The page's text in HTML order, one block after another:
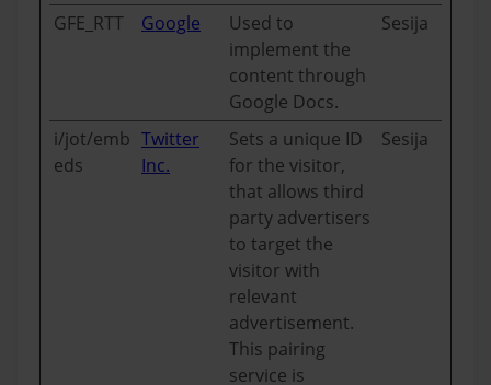
GFE_RTT Google
Used to
implement the
content through
Google Docs.
Sesija
i/jot/emb
eds
Twitter
Inc.
Sets a unique ID
for the visitor,
that allows third
party advertisers
to target the
visitor with
relevant
advertisement.
This pairing
service is
Sesija